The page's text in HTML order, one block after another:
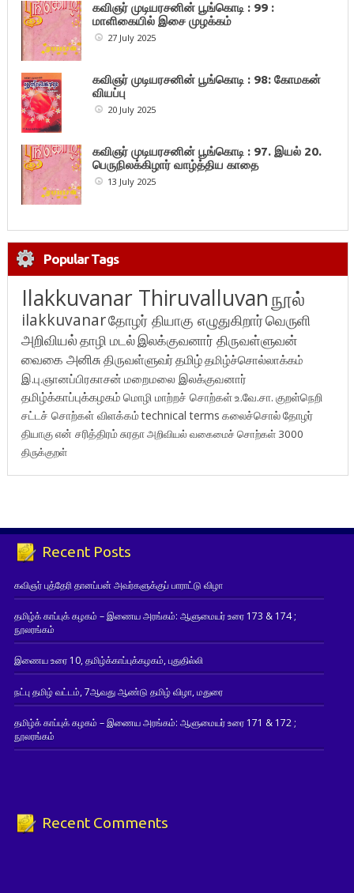
கவிஞர் முடியரசனின் பூங்கொடி : 99 :
மாளிகையில் இசை முழக்கம்
27 July 2025
கவிஞர் முடியரசனின் பூங்கொடி : 98: கோமகன்
வியப்பு
20 July 2025
கவிஞர் முடியரசனின் பூங்கொடி : 97. இயல் 20.
பெருநிலக்கிழார் வாழ்த்திய காதை
13 July 2025
Popular Tags
Ilakkuvanar Thiruvalluvanநூல்
ilakkuvanarதோழர் தியாகு எழுதுகிறார்வெருளி
அறிவியல்தாழி மடல்இலக்குவனார் திருவள்ளுவன்
வைகை அனிசுதிருவள்ளுவர்தமிழ்தமிழ்ச்சொல்லாக்கம்
இ.பு.ஞானப்பிரகாசன் மறைமலை இலக்குவனார்
தமிழ்க்காப்புக்கழகம் மொழி மாற்றச் சொற்கள்உ.வே.சா. குறள்நெறி
சட்டச் சொற்கள் விளக்கம்technical terms கலைச்சொல்தோழர்
தியாகுஎன் சரித்திரம்சுரதாஅறிவியல் வகைமைச் சொற்கள் 3000
திருக்குறள்
Recent Posts
கவிஞர் புத்தேரி தானப்பன் அவர்களுக்குப் பாராட்டு விழா
தமிழ்க் காப்புக் கழகம் – இணைய அரங்கம்: ஆளுமையர் உரை 173 & 174 ;
நூலரங்கம்
இணைய உரை 10, தமிழ்க்காப்புக்கழகம், புதுதில்லி
நட்பு தமிழ் வட்டம், 7ஆவது ஆண்டு தமிழ் விழா, மதுரை
தமிழ்க் காப்புக் கழகம் – இணைய அரங்கம்: ஆளுமையர் உரை 171 & 172 ;
நூலரங்கம்
Recent Comments